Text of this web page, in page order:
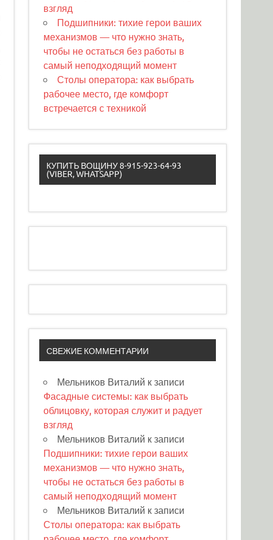
взгляд
Подшипники: тихие герои ваших
механизмов — что нужно знать,
чтобы не остаться без работы в
самый неподходящий момент
Столы оператора: как выбрать
рабочее место, где комфорт
встречается с техникой
КУПИТЬ ВОЩИНУ 8-915-923-64-93
(VIBER, WHATSAPP)
СВЕЖИЕ КОММЕНТАРИИ
Мельников Виталий к записи
Фасадные системы: как выбрать
облицовку, которая служит и радует
взгляд
Мельников Виталий к записи
Подшипники: тихие герои ваших
механизмов — что нужно знать,
чтобы не остаться без работы в
самый неподходящий момент
Мельников Виталий к записи
Столы оператора: как выбрать